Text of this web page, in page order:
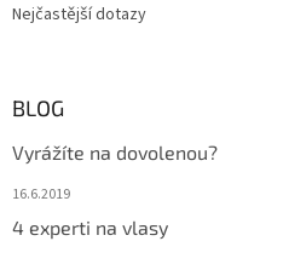
Nejčastější dotazy
BLOG
Vyrážíte na dovolenou?
16.6.2019
4 experti na vlasy